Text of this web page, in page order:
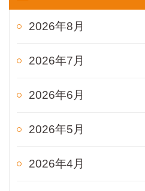
2026年8月
2026年7月
2026年6月
2026年5月
2026年4月